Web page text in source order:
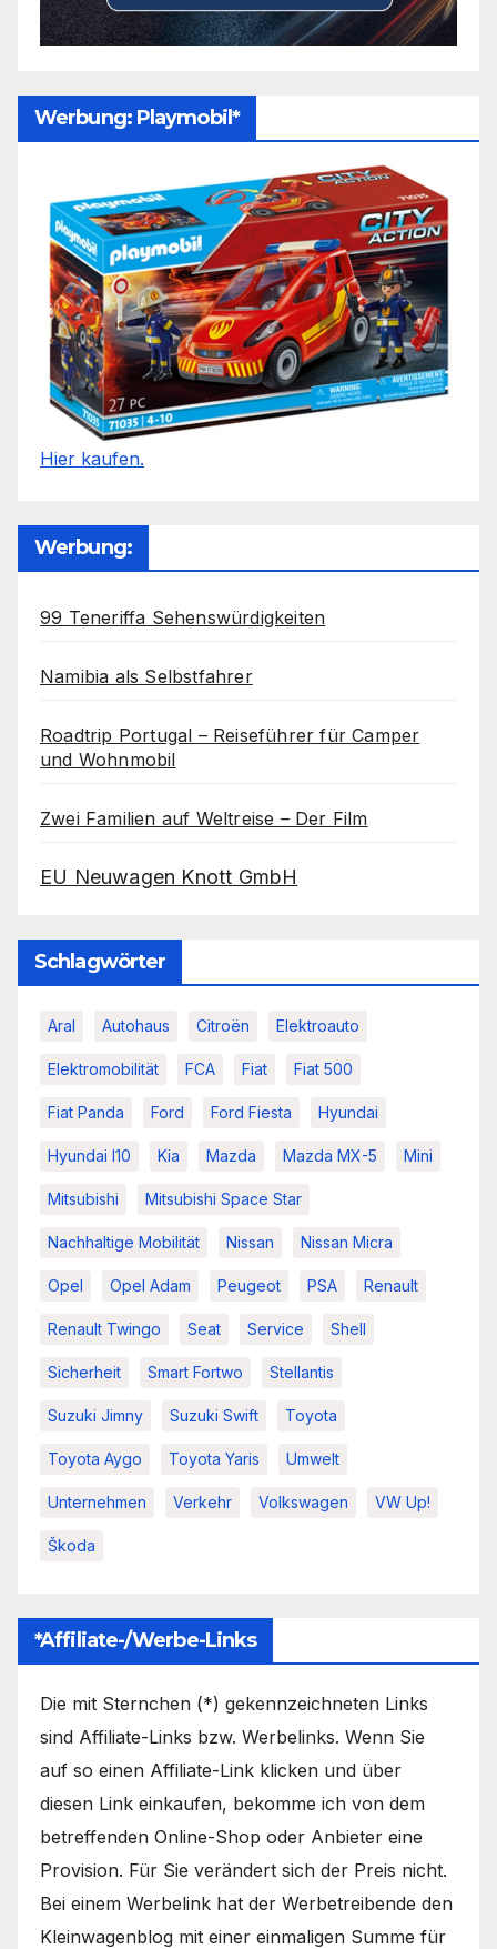
Werbung: Playmobil*
Hier kaufen.
Werbung:
99 Teneriffa Sehenswürdigkeiten
Namibia als Selbstfahrer
Roadtrip Portugal – Reiseführer für Camper
und Wohnmobil
Zwei Familien auf Weltreise – Der Film
EU Neuwagen Knott GmbH
Schlagwörter
Aral Autohaus Citroën Elektroauto
Elektromobilität FCA Fiat Fiat 500
Fiat Panda Ford Ford Fiesta Hyundai
Hyundai I10 Kia Mazda Mazda MX-5 Mini
Mitsubishi Mitsubishi Space Star
Nachhaltige Mobilität Nissan Nissan Micra
Opel Opel Adam Peugeot PSA Renault
Renault Twingo Seat Service Shell
Sicherheit Smart Fortwo Stellantis
Suzuki Jimny Suzuki Swift Toyota
Toyota Aygo Toyota Yaris Umwelt
Unternehmen Verkehr Volkswagen VW Up!
Škoda
*Affiliate-/Werbe-Links
Die mit Sternchen (*) gekennzeichneten Links
sind Affiliate-Links bzw. Werbelinks. Wenn Sie
auf so einen Affiliate-Link klicken und über
diesen Link einkaufen, bekomme ich von dem
betreffenden Online-Shop oder Anbieter eine
Provision. Für Sie verändert sich der Preis nicht.
Bei einem Werbelink hat der Werbetreibende den
Kleinwagenblog mit einer einmaligen Summe für